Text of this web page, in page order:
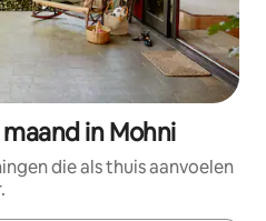
in Mohni
die als thuis aanvoelen